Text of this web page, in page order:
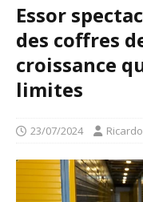
Essor
des coffres
croissance
limites
23/07/2024